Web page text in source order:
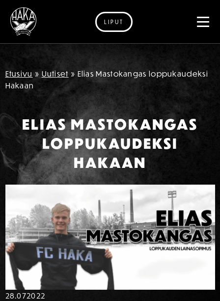
Siirry sisältöön
LIPUT
Etusivu » Uutiset » Elias Mastokangas loppukaudeksi
Hakaan
ELIAS MASTOKANGAS
LOPPUKAUDEKSI
HAKAAN
28.072022